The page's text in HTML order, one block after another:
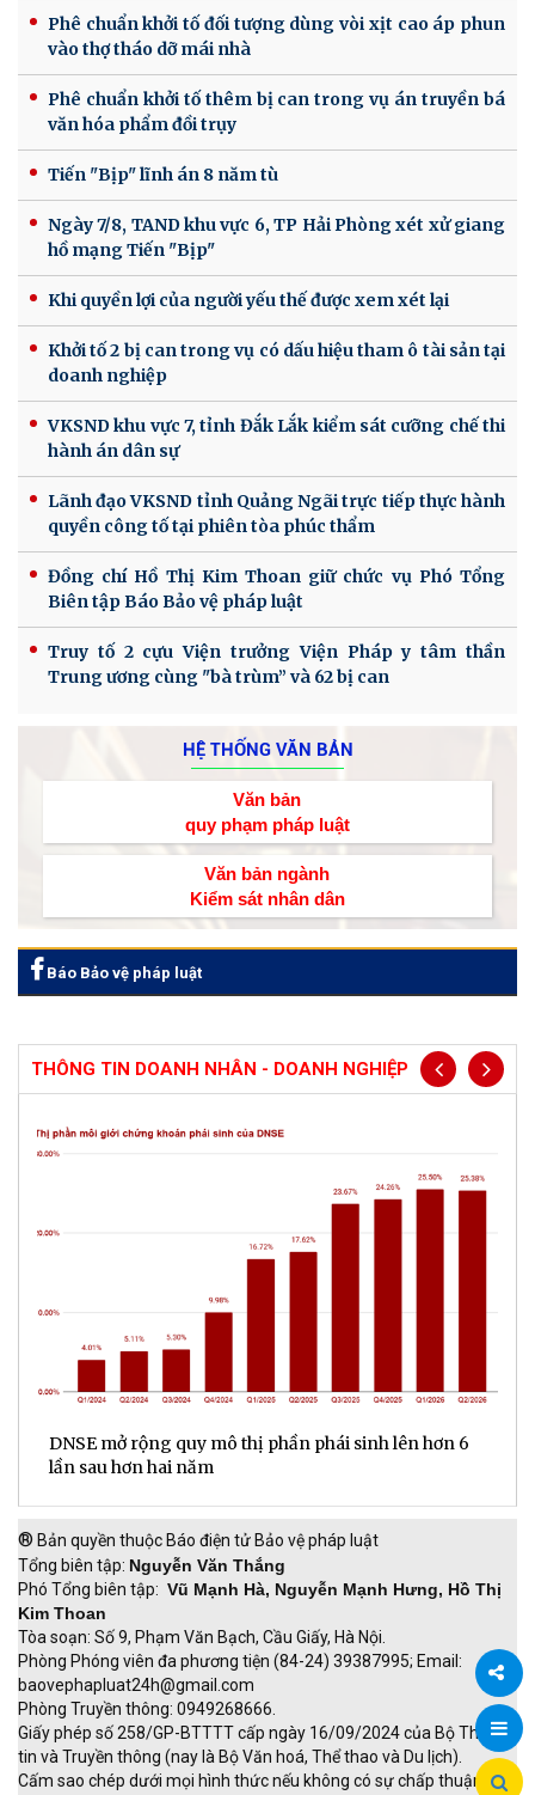
Chia
Phê chuẩn khởi tố đối tượng dùng vòi xịt cao áp phun
vào thợ tháo dỡ mái nhà
Phê chuẩn khởi tố thêm bị can trong vụ án truyền bá
văn hóa phẩm đồi trụy
Tiến "Bịp" lĩnh án 8 năm tù
Ngày 7/8, TAND khu vực 6, TP Hải Phòng xét xử giang
hồ mạng Tiến "Bịp"
Khi quyền lợi của người yếu thế được xem xét lại
Khởi tố 2 bị can trong vụ có dấu hiệu tham ô tài sản tại
doanh nghiệp
VKSND khu vực 7, tỉnh Đắk Lắk kiểm sát cưỡng chế thi
hành án dân sự
Lãnh đạo VKSND tỉnh Quảng Ngãi trực tiếp thực hành
quyền công tố tại phiên tòa phúc thẩm
Đồng chí Hồ Thị Kim Thoan giữ chức vụ Phó Tổng
Biên tập Báo Bảo vệ pháp luật
Truy tố 2 cựu Viện trưởng Viện Pháp y tâm thần
Trung ương cùng "bà trùm” và 62 bị can
HỆ THỐNG VĂN BẢN
Văn bản
quy phạm pháp luật
Văn bản ngành
Kiểm sát nhân dân
Báo Bảo vệ pháp luật
THÔNG TIN DOANH NHÂN - DOANH NGHIỆP
DNSE mở rộng quy mô thị phần phái sinh lên hơn 6
lần sau hơn hai năm
® Bản quyền thuộc Báo điện tử Bảo vệ pháp luật
Tổng biên tập: Nguyễn Văn Thắng
Phó Tổng biên tập: Vũ Mạnh Hà, Nguyễn Mạnh Hưng, Hồ Thị
Kim Thoan
Tòa soạn: Số 9, Phạm Văn Bạch, Cầu Giấy, Hà Nội.
Phòng Phóng viên đa phương tiện (84-24) 39387995; Email:
baovephapluat24h@gmail.com
Phòng Truyền thông: 0949268666.
Giấy phép số 258/GP-BTTTT cấp ngày 16/09/2024 của Bộ Thông
tin và Truyền thông (nay là Bộ Văn hoá, Thể thao và Du lịch).
Cấm sao chép dưới mọi hình thức nếu không có sự chấp thuận